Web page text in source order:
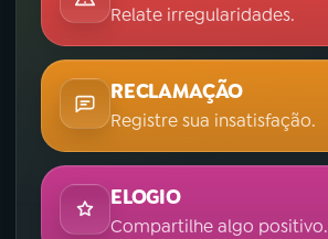
Relate irregularidades.
RECLAMAÇÃO
Registre sua insatisfação.
ELOGIO
Compartilhe algo positivo.